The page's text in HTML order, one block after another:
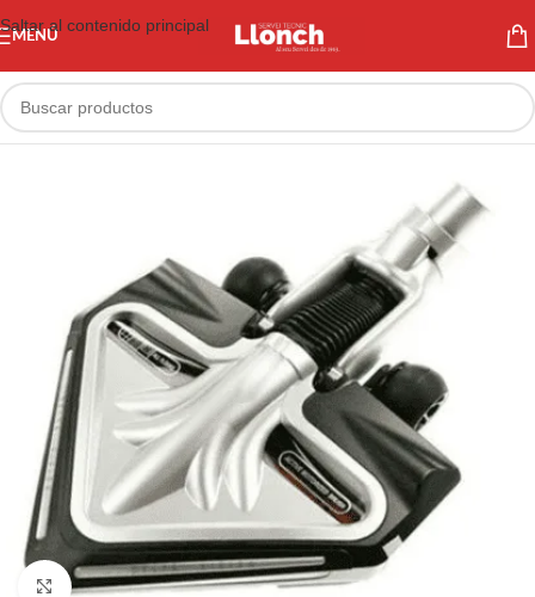
Saltar al contenido principal
MENÚ
Haga clic para ampliar